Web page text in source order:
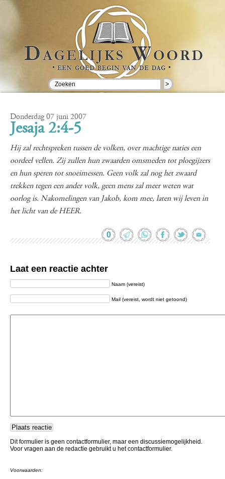
>
Donderdag 07 juni 2007
Jesaja 2:4-5
Hij zal rechtspreken tussen de volken, over machtige naties een
oordeel vellen. Zij zullen hun zwaarden omsmeden tot ploegijzers
en hun speren tot snoeimessen. Geen volk zal nog het zwaard
trekken tegen een ander volk, geen mens zal meer weten wat
oorlog is. Nakomelingen van Jakob, kom mee, laten wij leven in
het licht van de HEER.
0
Laat een reactie achter
Naam (vereist)
Mail (vereist, wordt niet getoond)
Dit formulier is geen contactformulier, maar een discussiemogelijkheid.
Voor vragen aan de redactie gebruikt u het contactformulier.
Voorwaarden: